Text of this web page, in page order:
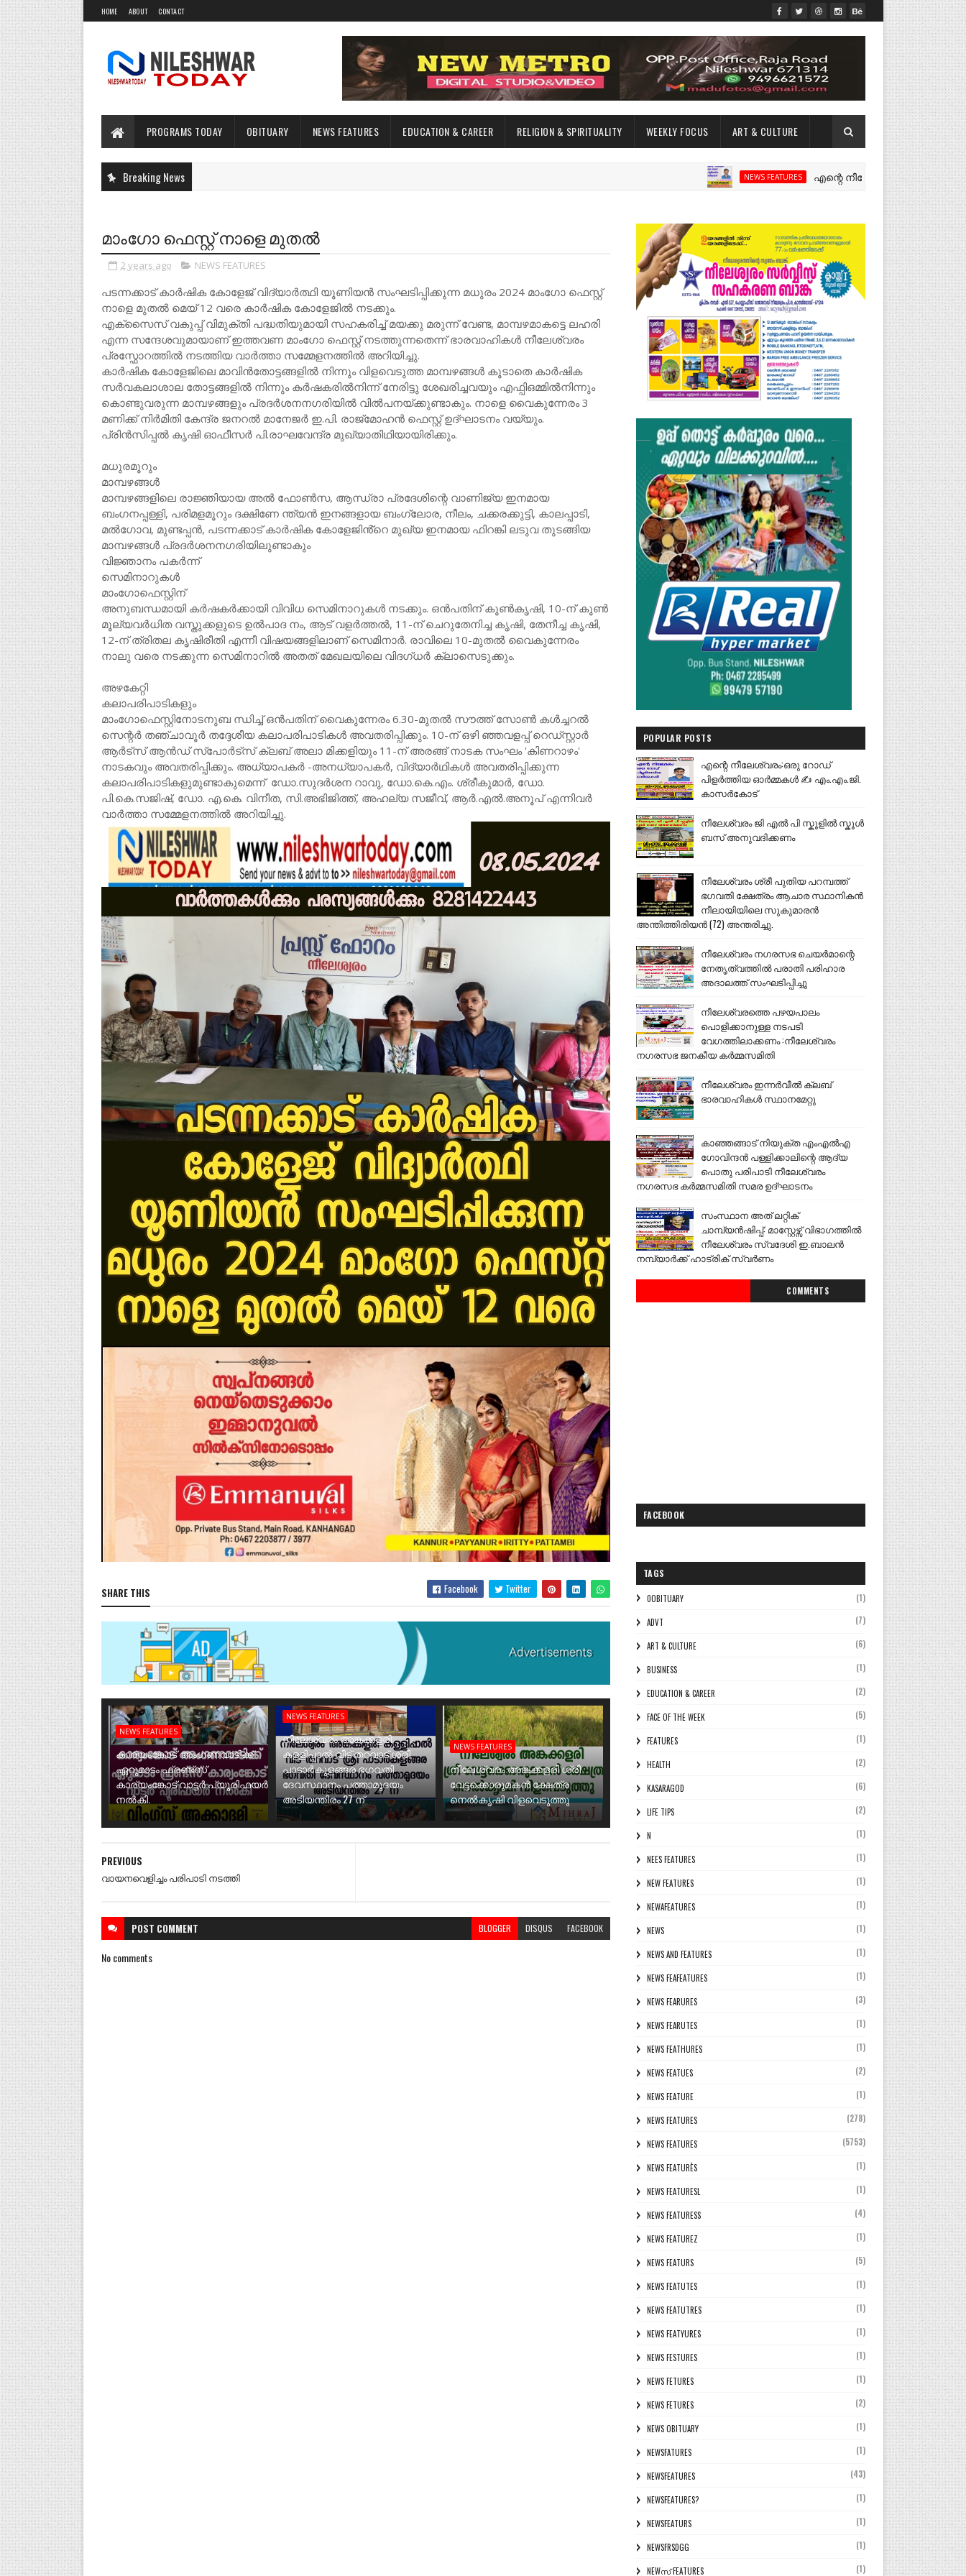
HOME ABOUT CONTACT
PROGRAMS TODAY OBITUARY NEWS FEATURES EDUCATION & CAREER RELIGION & SPIRITUALITY WEEKLY FOCUS ART & CULTURE
Breaking News NEWS FEATURES എന്റെ നീലേശ്വരം:ഒരു റോഡ്
മാംഗോ ഫെസ്റ്റ് നാളെ മുതൽ
2 years ago NEWS FEATURES
പടന്നക്കാട് കാർഷിക കോളേജ് വിദ്യാർത്ഥി യൂണിയൻ സംഘടിപ്പിക്കുന്ന മധുരം 2024 മാംഗോ ഫെസ്റ്റ്
നാളെ മുതൽ മെയ് 12 വരെ കാർഷിക കോളേജിൽ നടക്കും.
എക്‌സൈസ് വകുപ്പ് വിമുക്തി പദ്ധതിയുമായി സഹകരിച്ച് മയക്കു മരുന്ന് വേണ്ട, മാമ്പഴമാകട്ടെ ലഹരി
എന്ന സന്ദേശവുമായാണ് ഇത്തവണ മാംഗോ ഫെസ്റ്റ് നടത്തുന്നതെന്ന് ഭാരവാഹികൾ നീലേശ്വരം
പ്രസ്ഫോറത്തിൽ നടത്തിയ വാർത്താ സമ്മേളനത്തിൽ അറിയിച്ചു.
കാർഷിക കോളേജിലെ മാവിൻതോട്ടങ്ങളിൽ നിന്നും വിളവെടുത്ത മാമ്പഴങ്ങൾ കൂടാതെ കാർഷിക
സർവകലാശാല തോട്ടങ്ങളിൽ നിന്നും കർഷകരിൽനിന്ന് നേരിട്ടു ശേഖരിച്ചവയും എഫ്പിഒമ്മിൽനിന്നും
കൊണ്ടുവരുന്ന മാമ്പഴങ്ങളും പ്രദർശനനഗരിയിൽ വിൽപനയ്ക്കുണ്ടാകും. നാളെ വൈകുന്നേരം 3
മണിക്ക് നിർമിതി കേന്ദ്ര ജനറൽ മാനേജർ ഇ.പി. രാജ്മോഹൻ ഫെസ്റ്റ് ഉദ്ഘാടനം വയ്യും.
പ്രിൻസിപ്പൽ കൃഷി ഓഫീസർ പി.രാഘവേന്ദ്ര മുഖ്യാതിഥിയായിരിക്കും.
മധുരമൂറും
മാമ്പഴങ്ങൾ
മാമ്പഴങ്ങളിലെ രാജ്ഞിയായ അൽ ഫോൺസ, ആന്ധ്രാ പ്രദേശിന്റെ വാണിജ്യ ഇനമായ
ബംഗനപ്പള്ളി, പരിമളമൂറും ദക്ഷിണേ ന്ത്യൻ ഇനങ്ങളായ ബംഗ്ലോര, നീലം, ചക്കരക്കുട്ടി, കാലപ്പാടി,
മൽഗോവ, മുണ്ടപ്പൻ, പടന്നക്കാട് കാർഷിക കോളേജിൻ്റെ മുഖ്യ ഇനമായ ഫിറങ്കി ലടുവ തുടങ്ങിയ
മാമ്പഴങ്ങൾ പ്രദർശനനഗരിയിലുണ്ടാകും
വിജ്ഞാനം പകർന്ന്
സെമിനാറുകൾ
മാംഗോഫെസ്റ്റിന്
അനുബന്ധമായി കർഷകർക്കായി വിവിധ സെമിനാറുകൾ നടക്കും. ഒൻപതിന് കൂൺകൃഷി, 10-ന് കൂൺ
മൂല്യവർധിത വസ്തുക്കളുടെ ഉൽപാദ നം, ആട് വളർത്തൽ, 11-ന് ചെറുതേനിച്ച കൃഷി, തേനീച്ച കൃഷി,
12-ന് ത്രിതല കൃഷിരീതി എന്നീ വിഷയങ്ങളിലാണ് സെമിനാർ. രാവിലെ 10-മുതൽ വൈകുന്നേരം
നാലു വരെ നടക്കുന്ന സെമിനാറിൽ അതത് മേഖലയിലെ വിദഗ്‌ധർ ക്ലാസെടുക്കും.
അഴകേറ്റി
കലാപരിപാടികളും
മാംഗോഫെസ്റ്റിനോടനുബ ന്ധിച്ച് ഒൻപതിന് വൈകുന്നേരം 6.30-മുതൽ സൗത്ത് സോൺ കൾച്ചറൽ
സെന്റർ തഞ്ചാവൂർ തദ്ദേശീയ കലാപരിപാടികൾ അവതരിപ്പിക്കും. 10-ന് ഒഴി ഞ്ഞവളപ്പ് റെഡ്സ്റ്റാർ
ആർട്സ് ആൻഡ് സ്പോർട്സ് ക്ലബ് അലാ മിക്കളിയും 11-ന് അരങ്ങ് നാടക സംഘം 'കിണറാഴം'
നാടകവും അവതരിപ്പിക്കും. അധ്യാപകർ -അനധ്യാപകർ, വിദ്യാർഥികൾ അവതരിപ്പിക്കുന്ന
കലാപരിപാടികളുമുണ്ടാകുമെന്ന് ഡോ.സുദർശന റാവു, ഡോ.കെ.എം. ശ്രീകുമാർ, ഡോ.
പി.കെ.സജിഷ്, ഡോ. എ.കെ. വിനീത, സി.അഭിജിത്ത്, അഹല്യ സജീവ്, ആർ.എൽ.അനൂപ് എന്നിവർ
വാർത്താ സമ്മേളനത്തിൽ അറിയിച്ചു.
SHARE THIS Facebook Twitter
NEWS FEATURES
കാര്യംങ്കോട് അംഗണവാടിക്ക്
ഏറുമാടം ഫ്രണ്ട്സ്
കാര്യംങ്കോട് വാട്ടർ പ്യൂരിഫയർ
നൽകി.
NEWS FEATURES
നീലേശ്വരം അങ്കക്കളരി
കള്ളിപ്പാൽ വീട് തറവാട് ശ്രീ
പാടാർകുളങ്ങര ഭഗവതി
ദേവസ്ഥാനം പത്താമുദയം
അടിയന്തിരം 27 ന്
NEWS FEATURES
നീലേശ്വരം അങ്കക്കളരി ശ്രീ
വേട്ടക്കൊരുമകൻ ക്ഷേത്ര
നെൽകൃഷി വിളവെടുത്തു
PREVIOUS
വായനവെളിച്ചം പരിപാടി നടത്തി
POST COMMENT BLOGGER DISQUS FACEBOOK
No comments
POPULAR POSTS
എന്റെ നീലേശ്വരം:ഒരു റോഡ്
പിളർത്തിയ ഓർമ്മകൾ ✍️ എം.എം.ജി.
കാസർകോട്
നീലേശ്വരം ജി എൽ പി സ്കൂളിൽ സ്കൂൾ
ബസ് അനുവദിക്കണം
നീലേശ്വരം ശ്രീ പുതിയ പറമ്പത്ത്
ഭഗവതി ക്ഷേത്രം ആചാര സ്ഥാനികൻ
നീലായിയിലെ സുകുമാരൻ
അന്തിത്തിരിയൻ (72) അന്തരിച്ചു.
നീലേശ്വരം നഗരസഭ ചെയർമാന്റെ
നേതൃത്വത്തിൽ പരാതി പരിഹാര
അദാലത്ത് സംഘടിപ്പിച്ചു
നീലേശ്വരത്തെ പഴയപാലം
പൊളിക്കാനുള്ള നടപടി
വേഗത്തിലാക്കണം :നീലേശ്വരം
നഗരസഭ ജനകീയ കർമ്മസമിതി
നീലേശ്വരം ഇന്നർവീൽ ക്ലബ്
ഭാരവാഹികൾ സ്ഥാനമേറ്റു
കാഞ്ഞങ്ങാട് നിയുക്ത എംഎൽഎ
ഗോവിന്ദൻ പള്ളിക്കാലിന്റെ ആദ്യ
പൊതു പരിപാടി നീലേശ്വരം
നഗരസഭ കർമ്മസമിതി സമര ഉദ്ഘാടനം
സംസ്ഥാന അത് ലറ്റിക്
ചാമ്പ്യൻഷിപ്പ്: മാസ്റ്റേഴ്സ് വിഭാഗത്തിൽ
നീലേശ്വരം സ്വദേശി ഇ.ബാലൻ
നമ്പ്യാർക്ക് ഹാട്രിക് സ്വർണം
COMMENTS
FACEBOOK
TAGS
0OBITUARY (1)
ADVT (7)
ART & CULTURE (6)
BUSINESS (1)
EDUCATION & CAREER (2)
FACE OF THE WEEK (5)
FEATURES (1)
HEALTH (2)
KASARAGOD (6)
LIFE TIPS (2)
N (1)
NEES FEATURES (1)
NEW FEATURES (1)
NEWAFEATURES (1)
NEWS (1)
NEWS AND FEATURES (1)
NEWS FEAFEATURES (1)
NEWS FEARURES (3)
NEWS FEARUTES (1)
NEWS FEATHURES (1)
NEWS FEATUES (2)
NEWS FEATURE (1)
NEWS FEATURES (278)
NEWS FEATURES (5753)
NEWS FEATURÈS (1)
NEWS FEATURESL (1)
NEWS FEATURESS (4)
NEWS FEATUREZ (1)
NEWS FEATURS (5)
NEWS FEATUTES (1)
NEWS FEATUTRES (1)
NEWS FEATYURES (1)
NEWS FESTURES (1)
NEWS FETURES (1)
NEWS FETURES (2)
NEWS OBITUARY (1)
NEWSFATURES (1)
NEWSFEATURES (43)
NEWSFEATURES? (1)
NEWSFEATURS (1)
NEWSFRSDGG (1)
NEWസ് FEATURES (1)